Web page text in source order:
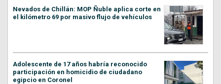
Nevados de Chillán: MOP Ñuble aplica corte en
el kilómetro 69 por masivo flujo de vehículos
Adolescente de 17 años habría reconocido
participación en homicidio de ciudadano
egipcio en Coronel